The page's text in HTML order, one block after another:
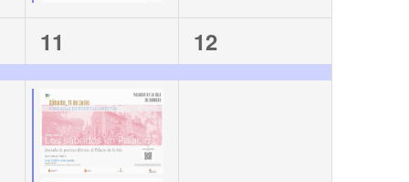
3
events,
11
1
event,
12